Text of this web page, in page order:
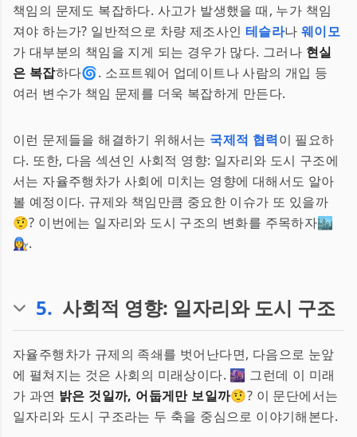
책임의 문제도 복잡하다. 사고가 발생했을 때, 누가 책임
져야 하는가? 일반적으로 차량 제조사인 테슬라나 웨이모
가 대부분의 책임을 지게 되는 경우가 많다. 그러나 현실
은 복잡하다🌀. 소프트웨어 업데이트나 사람의 개입 등
여러 변수가 책임 문제를 더욱 복잡하게 만든다.
이런 문제들을 해결하기 위해서는 국제적 협력이 필요하
다. 또한, 다음 섹션인 사회적 영향: 일자리와 도시 구조에
서는 자율주행차가 사회에 미치는 영향에 대해서도 알아
볼 예정이다. 규제와 책임만큼 중요한 이슈가 또 있을까
🤨? 이번에는 일자리와 도시 구조의 변화를 주목하자🏙️
👩‍🔧.
5. 사회적 영향: 일자리와 도시 구조
자율주행차가 규제의 족쇄를 벗어난다면, 다음으로 눈앞
에 펼쳐지는 것은 사회의 미래상이다. 🌆 그런데 이 미래
가 과연 밝은 것일까, 어둡게만 보일까🤨? 이 문단에서는
일자리와 도시 구조라는 두 축을 중심으로 이야기해본다.